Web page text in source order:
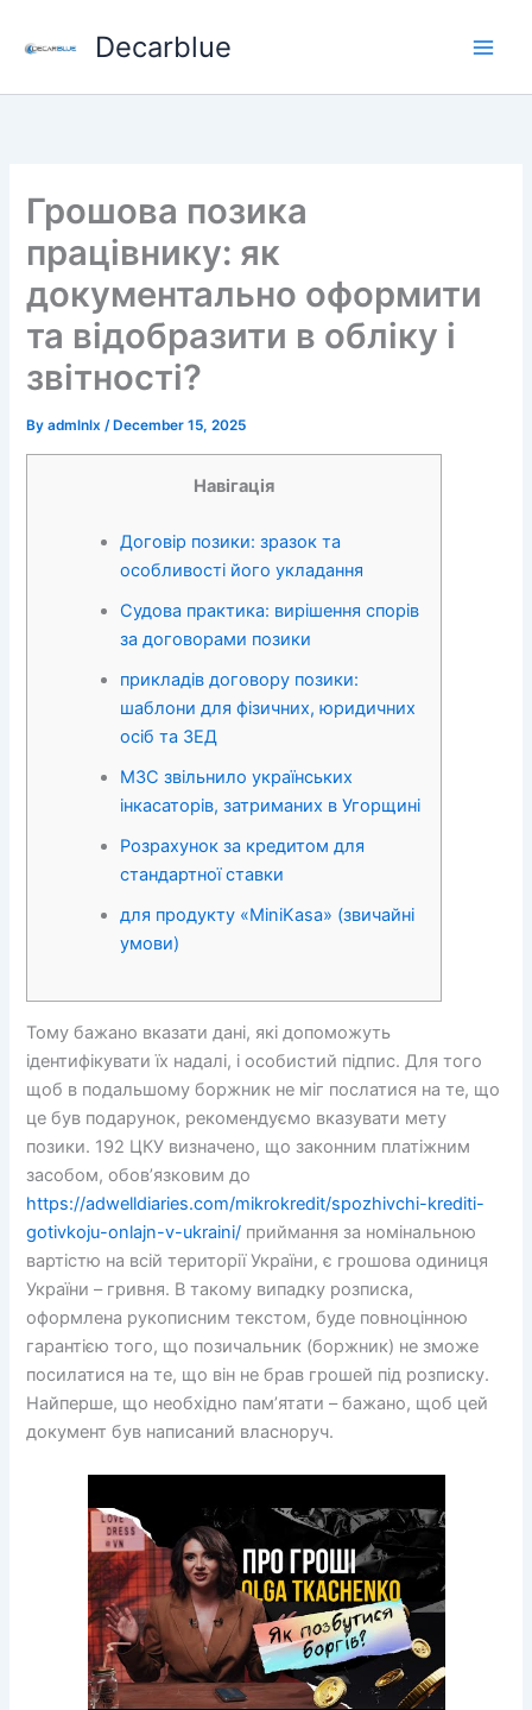
Decarblue
Грошова позика
працівнику: як
документально оформити
та відобразити в обліку і
звітності?
Byadmlnlx/ December 15, 2025
Навігація
Договір позики: зразок та
особливості його укладання
Судова практика: вирішення спорів
за договорами позики
прикладів договору позики:
шаблони для фізичних, юридичних
осіб та ЗЕД
МЗС звільнило українських
інкасаторів, затриманих в Угорщині
Розрахунок за кредитом для
стандартної ставки
для продукту «MiniKasa» (звичайні
умови)
Тому бажано вказати дані, які допоможуть
ідентифікувати їх надалі, і особистий підпис. Для того
щоб в подальшому боржник не міг послатися на те, що
це був подарунок, рекомендуємо вказувати мету
позики. 192 ЦКУ визначено, що законним платіжним
засобом, обов’язковим до
https://adwelldiaries.com/mikrokredit/spozhivchi-krediti-
gotivkoju-onlajn-v-ukraini/ приймання за номінальною
вартістю на всій території України, є грошова одиниця
України – гривня. В такому випадку розписка,
оформлена рукописним текстом, буде повноцінною
гарантією того, що позичальник (боржник) не зможе
посилатися на те, що він не брав грошей під розписку.
Найперше, що необхідно пам’ятати – бажано, щоб цей
документ був написаний власноруч.